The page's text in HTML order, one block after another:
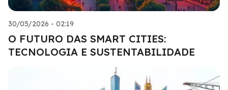
30/05/2026 - 02:19
O FUTURO DAS SMART CITIES:
TECNOLOGIA E SUSTENTABILIDADE